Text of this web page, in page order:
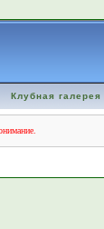
Клубная галерея